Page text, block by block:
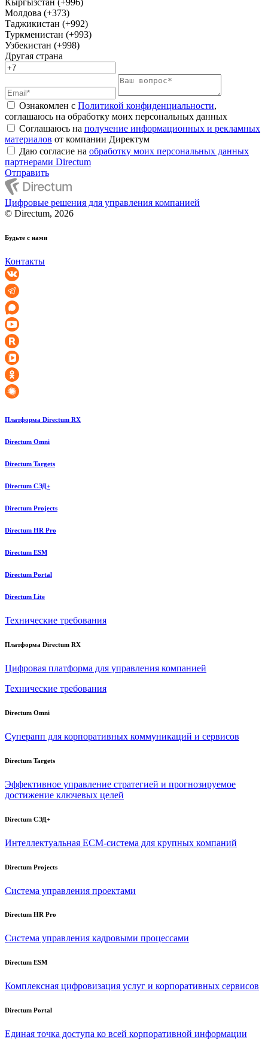
Кыргызстан (+996)
Молдова (+373)
Таджикистан (+992)
Туркменистан (+993)
Узбекистан (+998)
Другая страна
Ознакомлен с Политикой конфиденциальности,
соглашаюсь на обработку моих персональных данных
Соглашаюсь на получение информационных и рекламных
материалов от компании Директум
Даю согласие на обработку моих персональных данных
партнерами Directum
Отправить
Цифровые решения для управления компанией
© Directum, 2026
Будьте с нами
Контакты
Платформа Directum RX
Directum Omni
Directum Targets
Directum СЭД+
Directum Projects
Directum HR Pro
Directum ESM
Directum Portal
Directum Lite
Технические требования
Платформа Directum RX
Цифровая платформа для управления компанией
Технические требования
Directum Omni
Суперапп для корпоративных коммуникаций и сервисов
Directum Targets
Эффективное управление стратегией и прогнозируемое
достижение ключевых целей
Directum СЭД+
Интеллектуальная ECM-система для крупных компаний
Directum Projects
Система управления проектами
Directum HR Pro
Система управления кадровыми процессами
Directum ESM
Комплексная цифровизация услуг и корпоративных сервисов
Directum Portal
Единая точка доступа ко всей корпоративной информации